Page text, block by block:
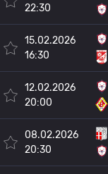
22:30
15.02.2026
16:30
12.02.2026
20:00
08.02.2026
20:30